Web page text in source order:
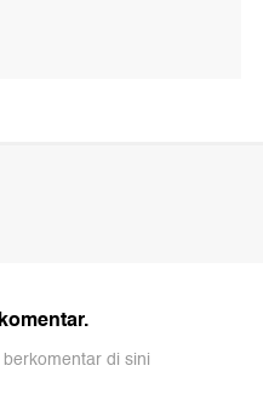
di sini